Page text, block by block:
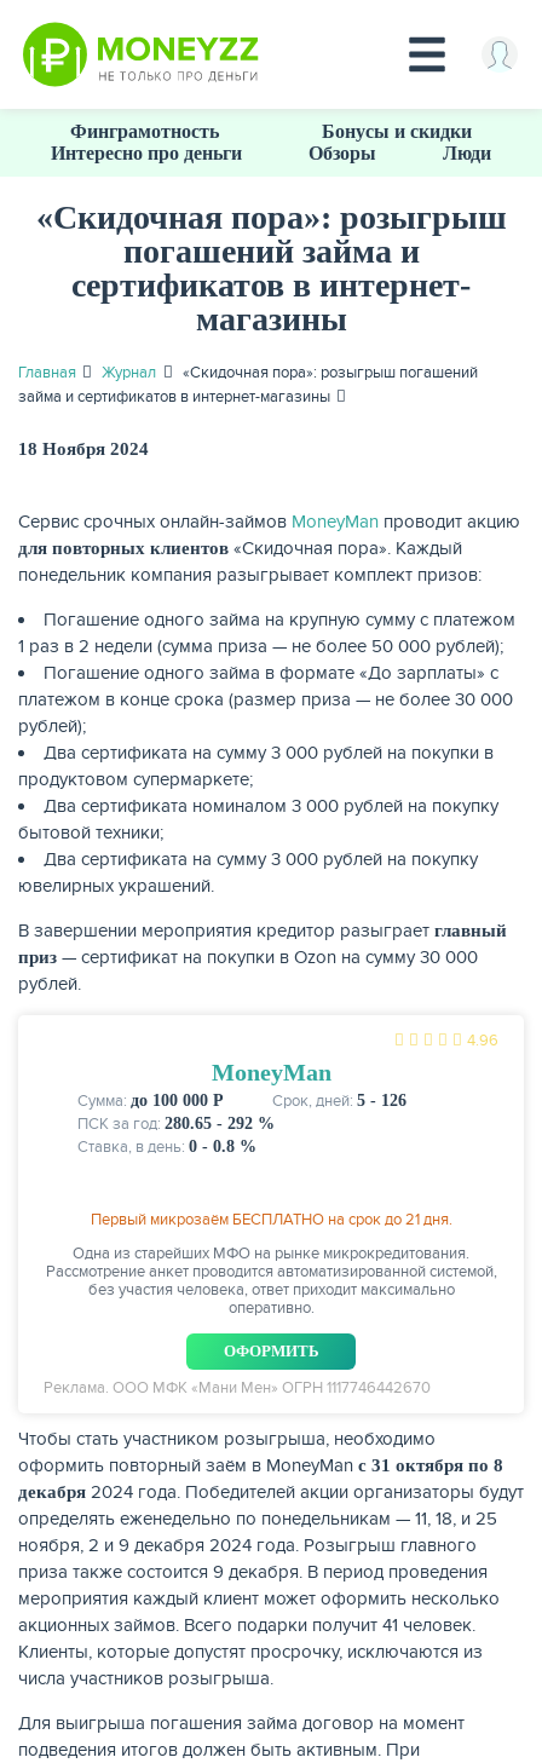
основному
содержанию
КРЕДИТЫ
ЗАЙМЫ
НАКОПЛЕНИЯ
Финграмотность
Бонусы и скидки
Интересно про деньги
Обзоры Люди
«Скидочная пора»: розыгрыш
погашений займа и
сертификатов в интернет-
магазины
Главная Журнал
«Скидочная пора»: розыгрыш погашений
займа и сертификатов в интернет-магазины
18 Ноября 2024
Сервис срочных онлайн-займов MoneyMan проводит акцию
для повторных клиентов «Скидочная пора». Каждый
понедельник компания разыгрывает комплект призов:
Погашение одного займа на крупную сумму с платежом
1 раз в 2 недели (сумма приза — не более 50 000 рублей);
Погашение одного займа в формате «До зарплаты» с
платежом в конце срока (размер приза — не более 30 000
рублей);
Два сертификата на сумму 3 000 рублей на покупки в
продуктовом супермаркете;
Два сертификата номиналом 3 000 рублей на покупку
бытовой техники;
Два сертификата на сумму 3 000 рублей на покупку
ювелирных украшений.
В завершении мероприятия кредитор разыграет главный
приз — сертификат на покупки в Ozon на сумму 30 000
рублей.
4.96
MoneyMan
Сумма: до 100 000 Р Срок, дней: 5 - 126
ПСК за год: 280.65 - 292 %
Ставка, в день: 0 - 0.8 %
Первый микрозаём БЕСПЛАТНО на срок до 21 дня.
Одна из старейших МФО на рынке микрокредитования.
Рассмотрение анкет проводится автоматизированной системой,
без участия человека, ответ приходит максимально
оперативно.
ОФОРМИТЬ
Реклама. ООО МФК «Мани Мен» ОГРН 1117746442670
Чтобы стать участником розыгрыша, необходимо
оформить повторный заём в MoneyMan с 31 октября по 8
декабря 2024 года. Победителей акции организаторы будут
определять еженедельно по понедельникам — 11, 18, и 25
ноября, 2 и 9 декабря 2024 года. Розыгрыш главного
приза также состоится 9 декабря. В период проведения
мероприятия каждый клиент может оформить несколько
акционных займов. Всего подарки получит 41 человек.
Клиенты, которые допустят просрочку, исключаются из
числа участников розыгрыша.
Для выигрыша погашения займа договор на момент
подведения итогов должен быть активным. При